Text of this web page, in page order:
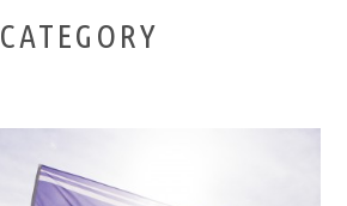
CATEGORY